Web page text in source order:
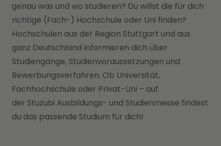
genau was und wo studieren? Du willst die für dich
richtige (Fach-) Hochschule oder Uni finden?
Hochschulen aus der Region Stuttgart und aus
ganz Deutschland informieren dich über
Studiengänge, Studienvoraussetzungen und
Bewerbungsverfahren. Ob Universität,
Fachhochschule oder Privat-Uni – auf
der Stuzubi Ausbildungs- und Studienmesse findest
du das passende Studium für dich!